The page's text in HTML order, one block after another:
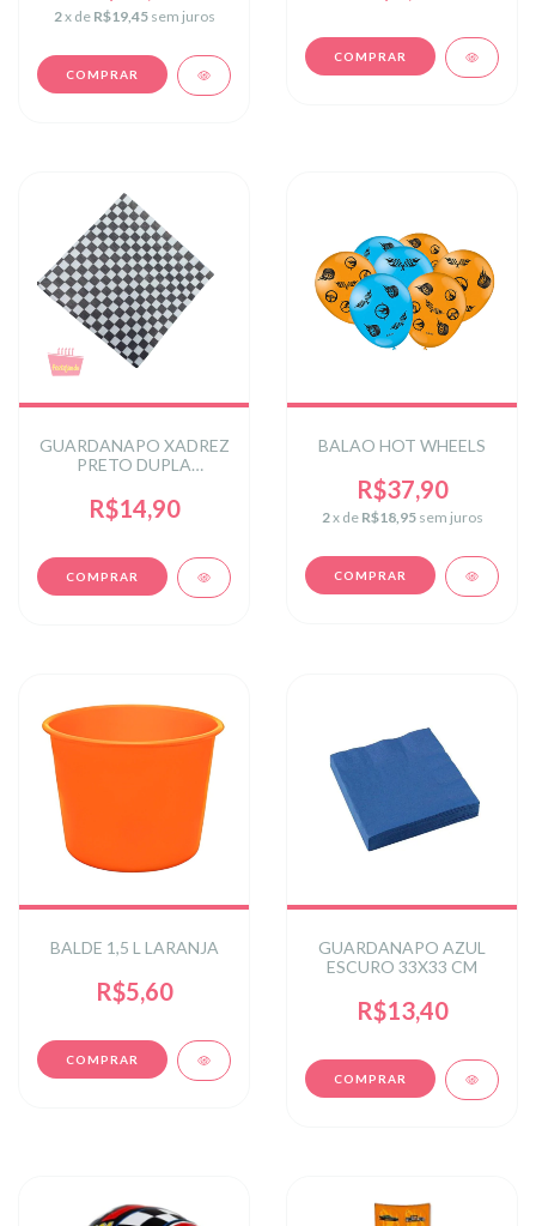
2x de R$19,45 sem juros
GUARDANAPO XADREZ
PRETO DUPLA
C/20UN
R$14,90
BALAO HOT WHEELS
R$37,90
2x de R$18,95 sem juros
BALDE 1,5 L LARANJA
R$5,60
GUARDANAPO AZUL
ESCURO 33X33 CM
R$13,40